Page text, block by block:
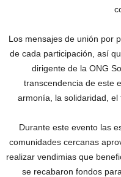
Los mensajes de unión por
de cada participación, así
dirigente de la ONG
transcendencia de este
armonía, la solidaridad, el
Durante este evento las
comunidades cercanas
realizar vendimias que
se recabaron fondos